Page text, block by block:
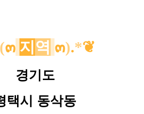
(๓ 지 역 ๓).*❦
경기도
택시 동삭동